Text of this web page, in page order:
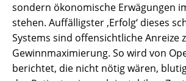
sondern ökonomische Erwägungen
stehen. Auffälligster ‚Erfolg‘ dieses
Systems sind offensichtliche Anreize
Gewinnmaximierung. So wird von
berichtet, die nicht nötig wären,